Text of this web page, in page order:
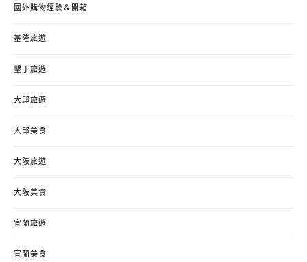
國外購物經驗＆開箱
基隆旅遊
墾丁旅遊
大邱旅遊
大邱美食
大阪旅遊
大阪美食
宜蘭旅遊
宜蘭美食